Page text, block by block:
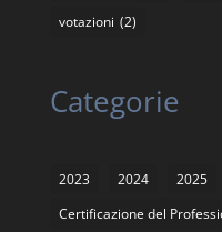
votazioni (2)
Categorie
2023 2024 2025
Certificazione del